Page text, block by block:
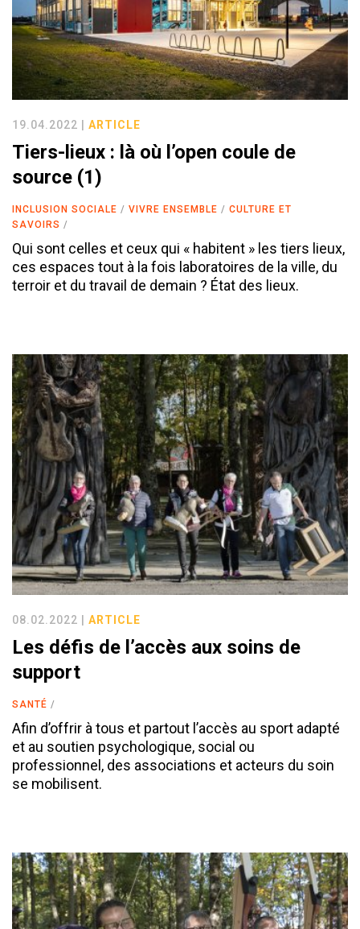
19.04.2022 | ARTICLE
Tiers-lieux : là où l’open coule de
source (1)
INCLUSION SOCIALE VIVRE ENSEMBLE
CULTURE ET
SAVOIRS
Qui sont celles et ceux qui « habitent » les tiers lieux,
ces espaces tout à la fois laboratoires de la ville, du
terroir et du travail de demain ? État des lieux.
08.02.2022 | ARTICLE
Les défis de l’accès aux soins de
support
SANTÉ
Afin d’offrir à tous et partout l’accès au sport adapté
et au soutien psychologique, social ou
professionnel, des associations et acteurs du soin
se mobilisent.